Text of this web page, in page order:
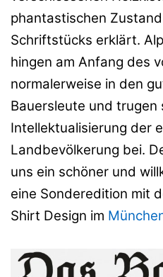
phantastischen
Schriftstücks erklärt.
hingen am Anfang des
normalerweise in den
Bauersleute und trugen
Intellektualisierung der
Landbevölkerung bei.
uns ein schöner und
eine Sonderedition mit
Shirt Design im